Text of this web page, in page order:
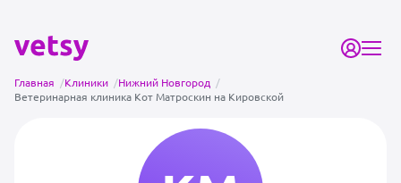
Главная /Клиники /Нижний Новгород /
Ветеринарная клиника Кот Матроскин на Кировской